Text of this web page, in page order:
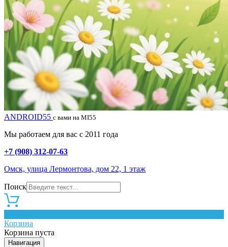
ANDROID55 с вами на MI55
Мы работаем для вас с 2011 года
+7 (908) 312-07-63
Омск, улица Лермонтова, дом 22, 1 этаж
Поиск
Корзина
Корзина пуста
Навигация